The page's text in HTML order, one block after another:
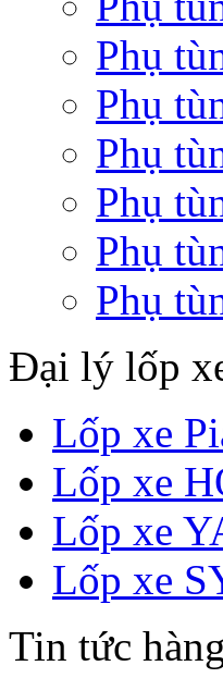
Phụ
Phụ
Phụ
Phụ
Phụ
Phụ
Đại lý lốp
Lốp xe
Lốp xe
Lốp xe
Lốp xe
Tin tức